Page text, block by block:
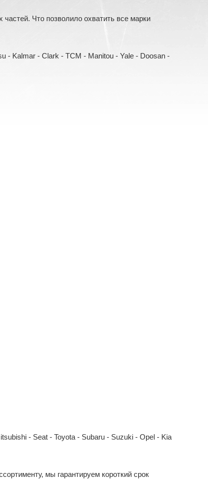
Что позволило охватить все марки
- Kalmar - Clark - TCM - Manitou - Yale - Doosan -
- Seat - Toyota - Subaru - Suzuki - Opel - Kia
мы гарантируем короткий срок